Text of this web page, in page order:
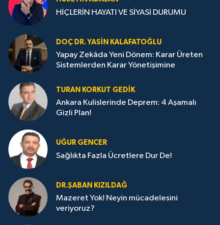
HİÇLERİN HAYATI VE SİYASİ DURUMU
DOÇ DR. YASIN KALAFATOĞLU
Yapay Zekâda Yeni Dönem: Karar Üreten
Sistemlerden Karar Yönetişimine
TURAN KORKUT GEDIK
Ankara Kulislerinde Deprem: 4 Aşamalı
Gizli Plan!
UĞUR GENCER
Sağlıkta Fazla Ücretlere Dur De!
DR.ŞABAN KIZILDAĞ
Mazeret Yok! Neyin mücadelesini
veriyoruz?